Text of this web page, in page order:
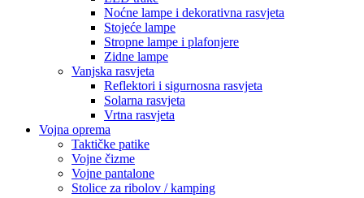
Noćne lampe i dekorativna rasvjeta
Stojeće lampe
Stropne lampe i plafonjere
Zidne lampe
Vanjska rasvjeta
Reflektori i sigurnosna rasvjeta
Solarna rasvjeta
Vrtna rasvjeta
Vojna oprema
Taktičke patike
Vojne čizme
Vojne pantalone
Stolice za ribolov / kamping